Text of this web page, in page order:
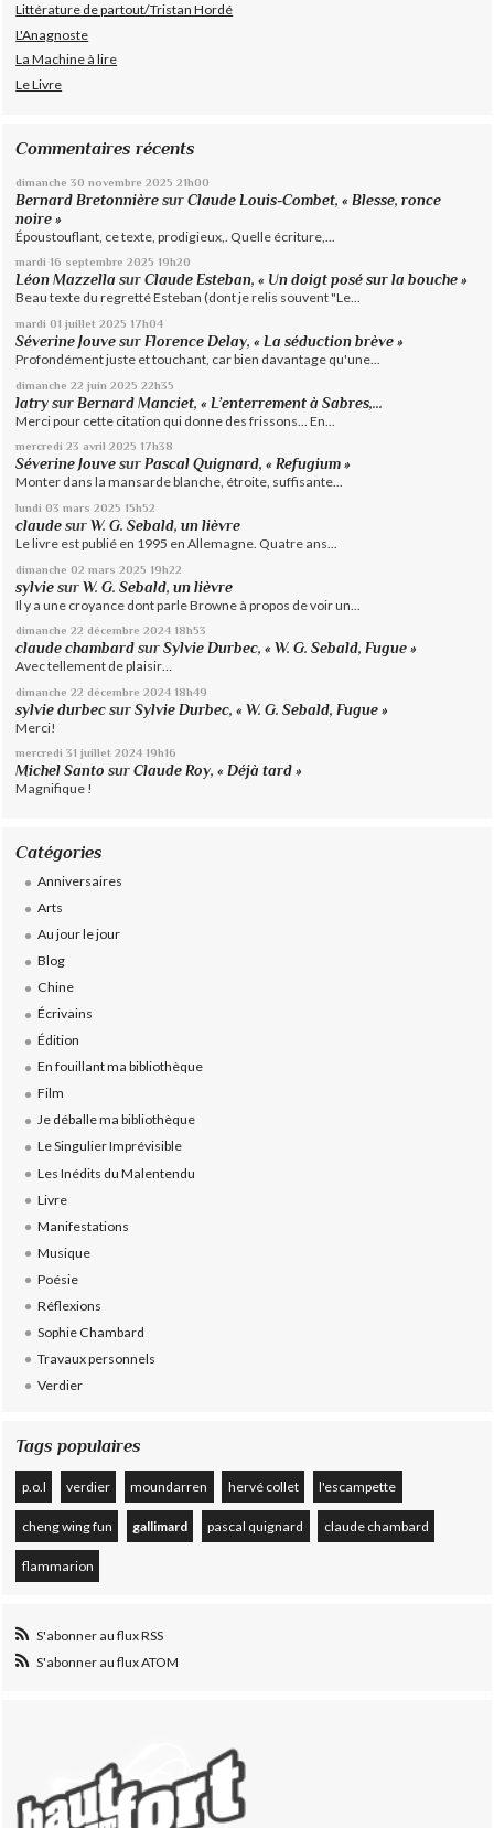
Littérature de partout/Tristan Hordé
L'Anagnoste
La Machine à lire
Le Livre
Commentaires récents
dimanche 30 novembre 2025 21h00
Bernard Bretonnière surClaude Louis-Combet, « Blesse, ronce
noire »
Époustouflant, ce texte, prodigieux,. Quelle écriture,...
mardi 16 septembre 2025 19h20
Léon Mazzella surClaude Esteban, « Un doigt posé sur la bouche »
Beau texte du regretté Esteban (dont je relis souvent "Le...
mardi 01 juillet 2025 17h04
Séverine Jouve surFlorence Delay, « La séduction brève »
Profondément juste et touchant, car bien davantage qu'une...
dimanche 22 juin 2025 22h35
latry surBernard Manciet, « L’enterrement à Sabres,...
Merci pour cette citation qui donne des frissons... En...
mercredi 23 avril 2025 17h38
Séverine Jouve surPascal Quignard, « Refugium »
Monter dans la mansarde blanche, étroite, suffisante...
lundi 03 mars 2025 15h52
claude surW. G. Sebald, un lièvre
Le livre est publié en 1995 en Allemagne. Quatre ans...
dimanche 02 mars 2025 19h22
sylvie surW. G. Sebald, un lièvre
Il y a une croyance dont parle Browne à propos de voir un...
dimanche 22 décembre 2024 18h53
claude chambard surSylvie Durbec, « W. G. Sebald, Fugue »
Avec tellement de plaisir…
dimanche 22 décembre 2024 18h49
sylvie durbec surSylvie Durbec, « W. G. Sebald, Fugue »
Merci!
mercredi 31 juillet 2024 19h16
Michel Santo surClaude Roy, « Déjà tard »
Magnifique !
Catégories
Anniversaires
Arts
Au jour le jour
Blog
Chine
Écrivains
Édition
En fouillant ma bibliothèque
Film
Je déballe ma bibliothèque
Le Singulier Imprévisible
Les Inédits du Malentendu
Livre
Manifestations
Musique
Poésie
Réflexions
Sophie Chambard
Travaux personnels
Verdier
Tags populaires
p.o.l verdier moundarren hervé collet l'escampette
cheng wing fun gallimard pascal quignard claude chambard
flammarion
S'abonner au flux RSS
S'abonner au flux ATOM